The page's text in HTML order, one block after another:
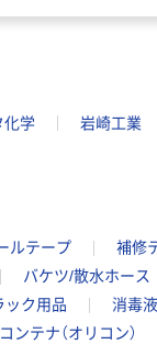
化学 岩崎工業
ルテープ
補修
バケツ/散水ホース
ック用品 消毒液
ンテナ（オリコン）